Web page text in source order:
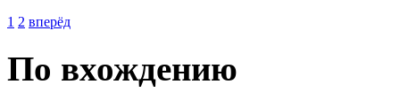
1 2 вперёд
По вхождению